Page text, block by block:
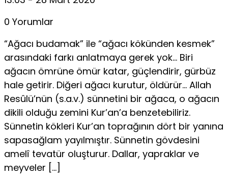
0 Yorumlar
“Ağacı budamak” ile “ağacı kökünden kesmek”
arasındaki farkı anlatmaya gerek yok… Biri
ağacın ömrüne ömür katar, güçlendirir, gürbüz
hale getirir. Diğeri ağacı kurutur, öldürür… Allah
Resûlü’nün (s.a.v.) sünnetini bir ağaca, o ağacın
dikili olduğu zemini Kur’an’a benzetebiliriz.
Sünnetin kökleri Kur’an toprağının dört bir yanına
sapasağlam yayılmıştır. Sünnetin gövdesini
amelî tevatür oluşturur. Dallar, yapraklar ve
meyveler […]